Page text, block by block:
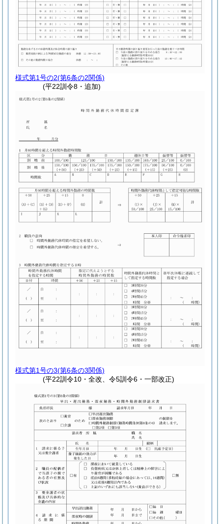
様式第1号の2(第6条の2関係)
(平22訓令8・追加)
様式第1号の3(第6条の3関係)
(平22訓令10・全改、令5訓令6・一部改正)